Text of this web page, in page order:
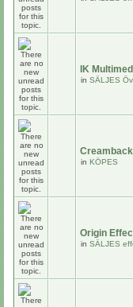
IK
in SÄLJES
Creamback
in KÖPES
Origin
in SÄLJES